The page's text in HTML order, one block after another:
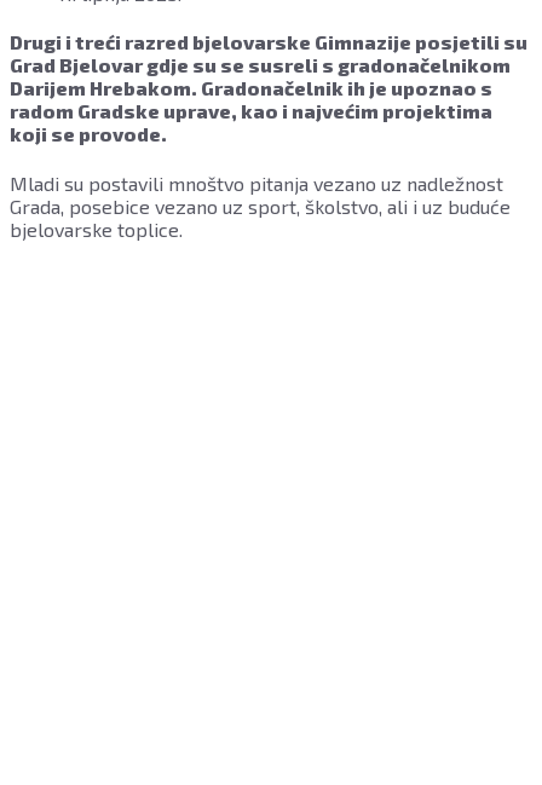
Drugi i treći razred bjelovarske Gimnazije posjetili su
Grad Bjelovar gdje su se susreli s gradonačelnikom
Darijem Hrebakom. Gradonačelnik ih je upoznao s
radom Gradske uprave, kao i najvećim projektima
koji se provode.
Mladi su postavili mnoštvo pitanja vezano uz nadležnost
Grada, posebice vezano uz sport, školstvo, ali i uz buduće
bjelovarske toplice.